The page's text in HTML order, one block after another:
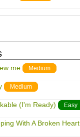
me Medium
Medium
(I'm Ready) Easy
With A Broken Heart